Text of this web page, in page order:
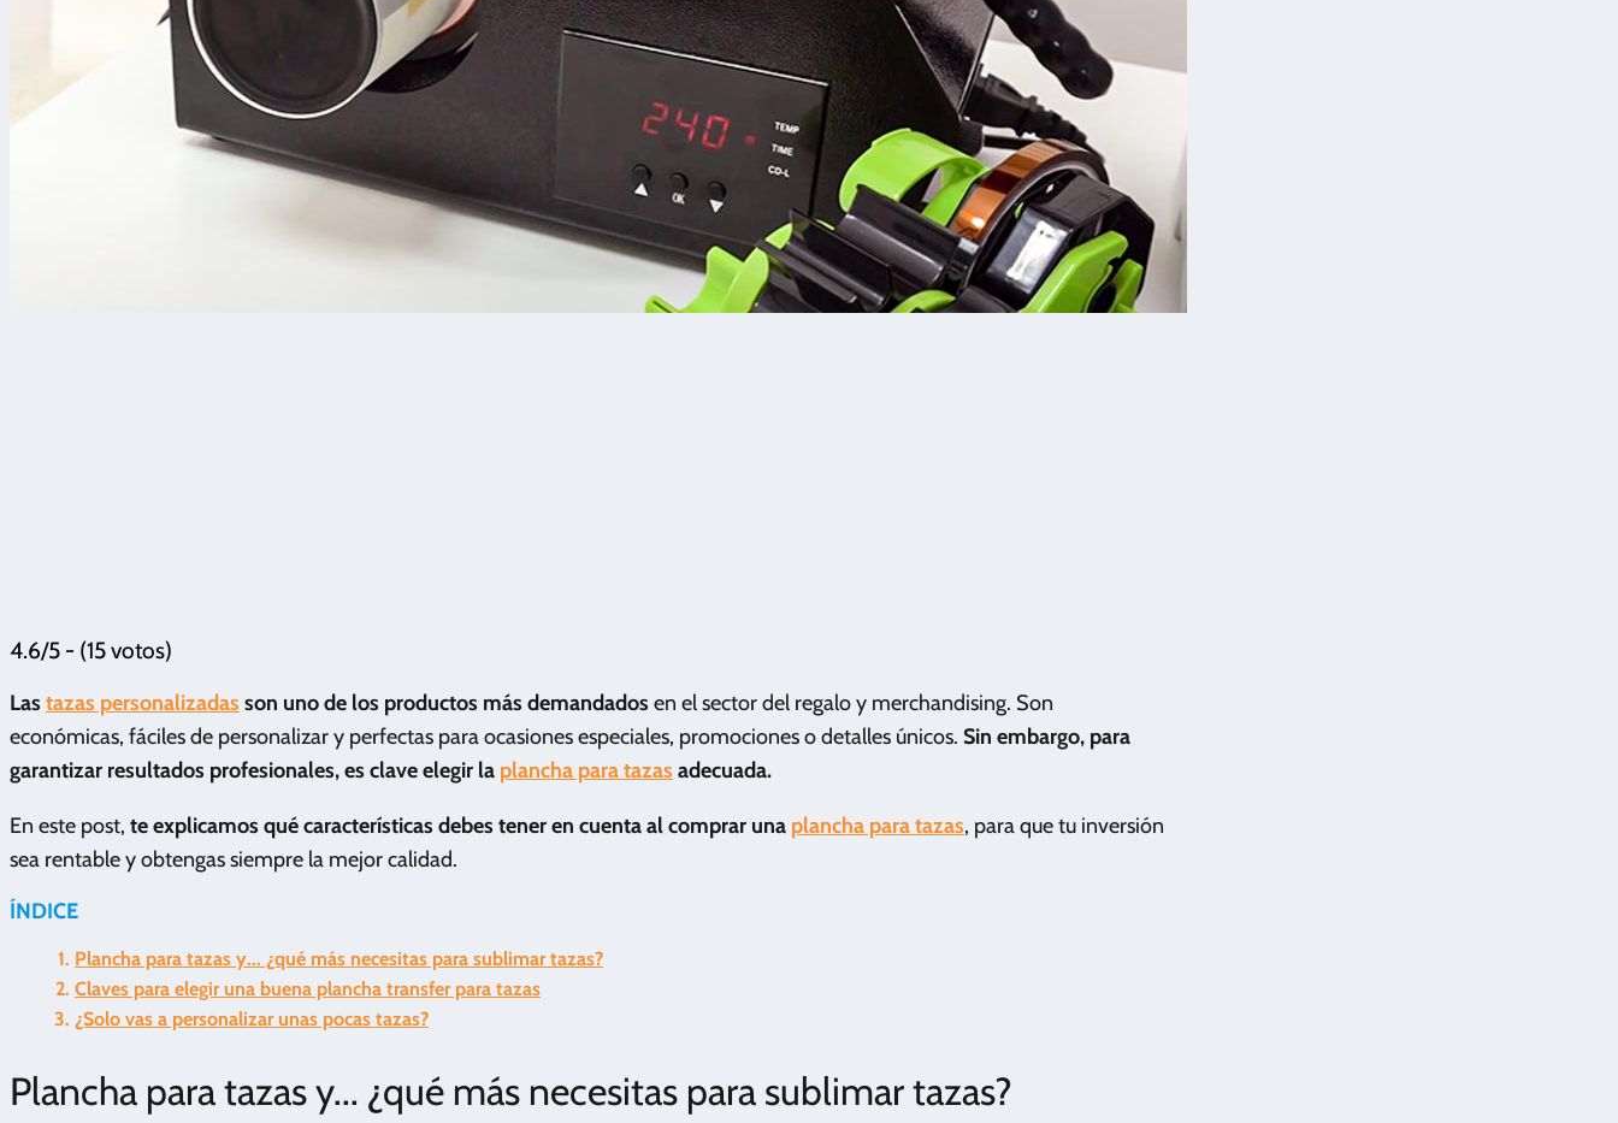
4.6/5 - (15 votos)
Las tazas personalizadas son uno de los productos más demandados en el sector del regalo y merchandising. Son
económicas, fáciles de personalizar y perfectas para ocasiones especiales, promociones o detalles únicos. Sin embargo, para
garantizar resultados profesionales, es clave elegir la plancha para tazas adecuada.
En este post, te explicamos qué características debes tener en cuenta al comprar una plancha para tazas, para que tu inversión
sea rentable y obtengas siempre la mejor calidad.
ÍNDICE
Plancha para tazas y... ¿qué más necesitas para sublimar tazas?
Claves para elegir una buena plancha transfer para tazas
¿Solo vas a personalizar unas pocas tazas?
Plancha para tazas y... ¿qué más necesitas para sublimar tazas?